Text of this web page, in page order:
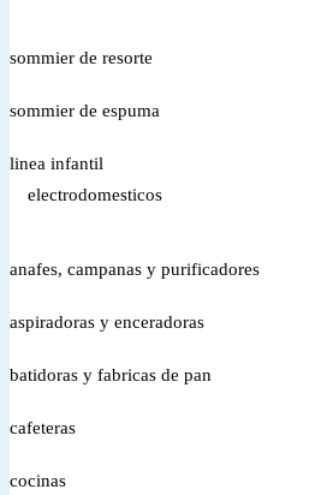
sommier de resorte
sommier de espuma
linea infantil
electrodomesticos
anafes, campanas y purificadores
aspiradoras y enceradoras
batidoras y fabricas de pan
cafeteras
cocinas